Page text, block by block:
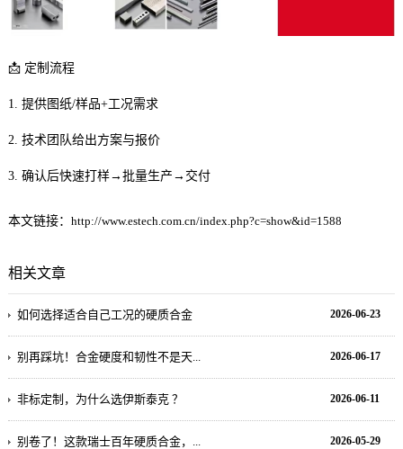
📩 定制流程
1. 提供图纸/样品+工况需求
2. 技术团队给出方案与报价
3. 确认后快速打样→批量生产→交付
本文链接： http://www.estech.com.cn/index.php?c=show&id=1588
相关文章
2026-06-23
如何选择适合自己工况的硬质合金
2026-06-17
别再踩坑！合金硬度和韧性不是天...
2026-06-11
非标定制，为什么选伊斯泰克 ？
2026-05-29
别卷了！这款瑞士百年硬质合金，...